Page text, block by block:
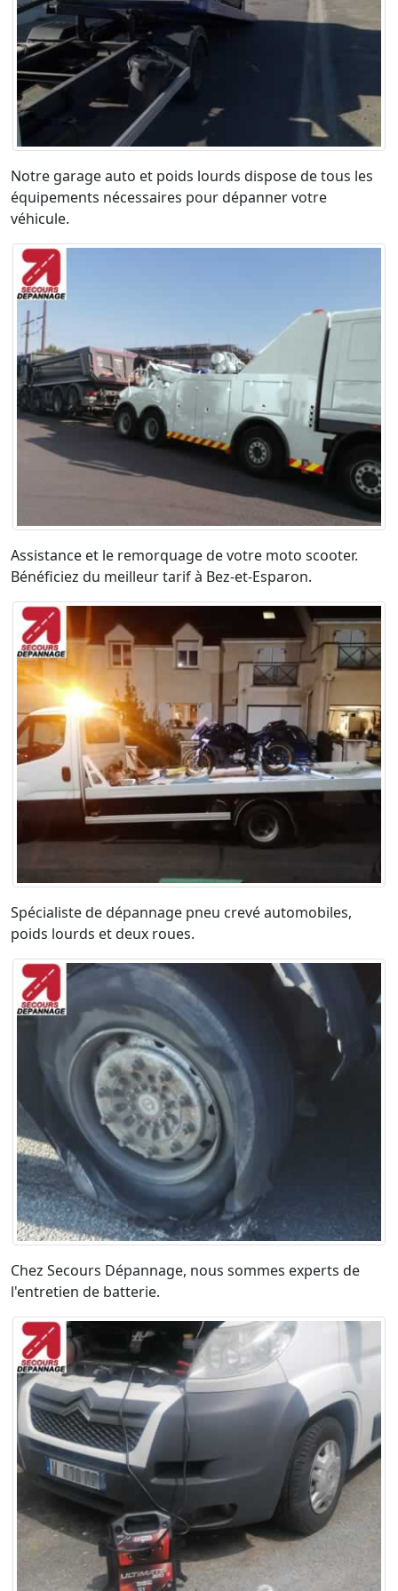
Notre garage auto et poids lourds dispose de tous les
équipements nécessaires pour dépanner votre
véhicule.
Assistance et le remorquage de votre moto scooter.
Bénéficiez du meilleur tarif à Bez-et-Esparon.
Spécialiste de dépannage pneu crevé automobiles,
poids lourds et deux roues.
Chez Secours Dépannage, nous sommes experts de
l'entretien de batterie.